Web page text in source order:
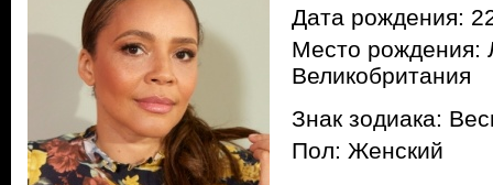
Дата рождения:
Место рождения:
Великобритания
Знак зодиака:
Пол: Женский